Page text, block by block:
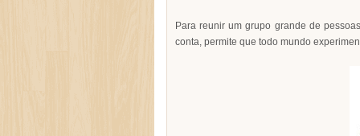
Para reunir um grupo grande de
conta, permite que todo mundo